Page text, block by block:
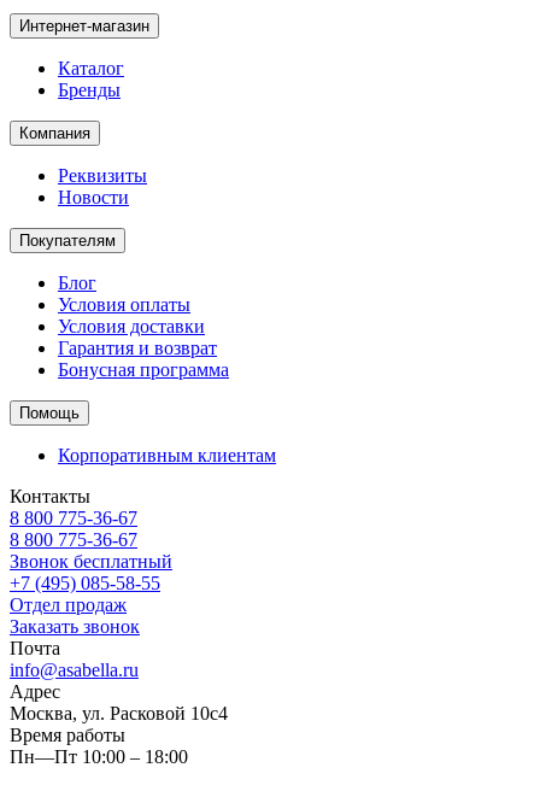
Интернет-магазин
Каталог
Бренды
Компания
Реквизиты
Новости
Покупателям
Блог
Условия оплаты
Условия доставки
Гарантия и возврат
Бонусная программа
Помощь
Корпоративным клиентам
Контакты
8 800 775-36-67
8 800 775-36-67
Звонок бесплатный
+7 (495) 085-58-55
Отдел продаж
Заказать звонок
Почта
info@asabella.ru
Адрес
Москва, ул. Расковой 10с4
Время работы
Пн—Пт 10:00 – 18:00